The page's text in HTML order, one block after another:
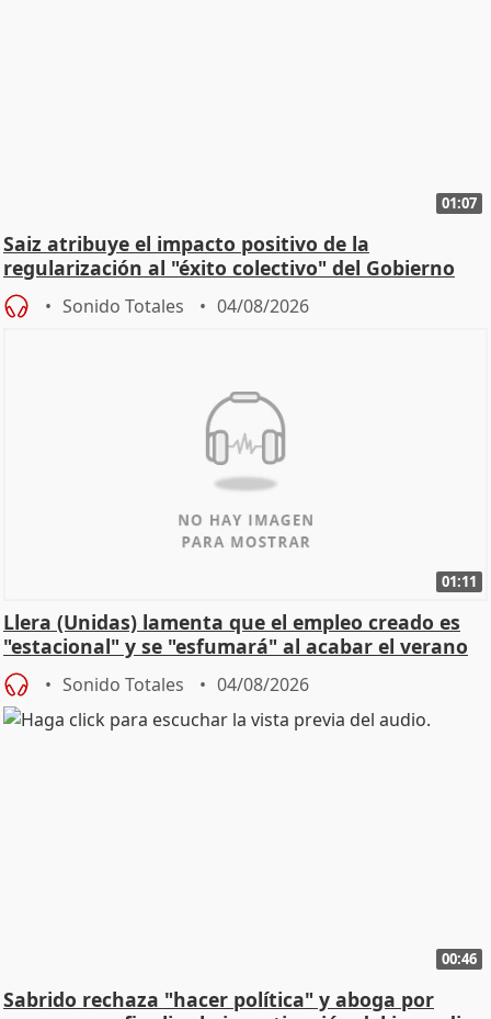
01:07
Saiz atribuye el impacto positivo de la
regularización al "éxito colectivo" del Gobierno
Sonido Totales 04/08/2026
01:11
Llera (Unidas) lamenta que el empleo creado es
"estacional" y se "esfumará" al acabar el verano
Sonido Totales 04/08/2026
00:46
Sabrido rechaza "hacer política" y aboga por